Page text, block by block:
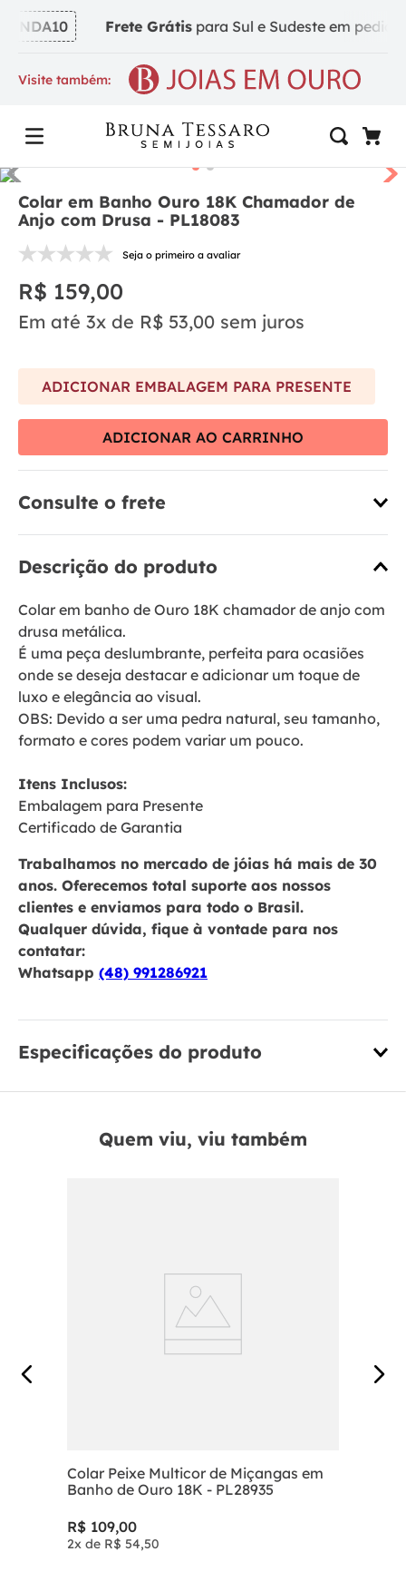
Frete Grátispara Sul e Sudeste em pedidos
Visite também:
Colar em Banho Ouro 18K Chamador de
Anjo com Drusa - PL18083
Seja o primeiro a avaliar
R$ 159,00
Em até 3x de R$ 53,00 sem juros
ADICIONAR EMBALAGEM PARA PRESENTE
ADICIONAR AO CARRINHO
Consulte o frete
Descrição do produto
Colar em banho de Ouro 18K chamador de anjo com
drusa metálica.
É uma peça deslumbrante, perfeita para ocasiões
onde se deseja destacar e adicionar um toque de
luxo e elegância ao visual.
OBS: Devido a ser uma pedra natural, seu tamanho,
formato e cores podem variar um pouco.
Itens Inclusos:
Embalagem para Presente
Certificado de Garantia
Trabalhamos no mercado de jóias há mais de 30
anos. Oferecemos total suporte aos nossos
clientes e enviamos para todo o Brasil.
Qualquer dúvida, fique à vontade para nos
contatar:
Whatsapp (48) 991286921
Especificações do produto
Quem viu, viu também
Colar Peixe Multicor de Miçangas em
Banho de Ouro 18K - PL28935
R$ 109,00
2x de R$ 54,50